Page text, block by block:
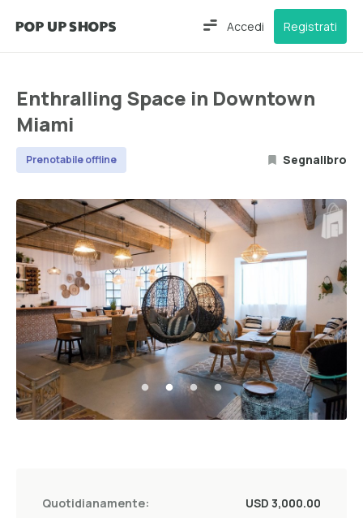
Accedi Registrati
Enthralling Space in Downtown
Miami
Prenotabile offline Segnalibro
Quotidianamente:
USD 3,000.00